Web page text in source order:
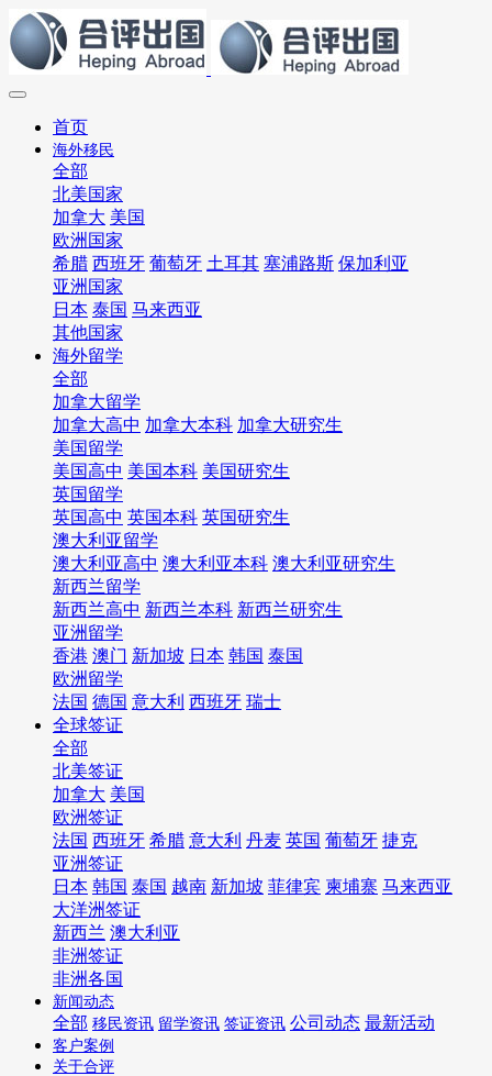
首页
海外移民
全部
北美国家
加拿大 美国
欧洲国家
希腊 西班牙 葡萄牙 土耳其 塞浦路斯 保加利亚
亚洲国家
日本 泰国 马来西亚
其他国家
海外留学
全部
加拿大留学
加拿大高中 加拿大本科 加拿大研究生
美国留学
美国高中 美国本科 美国研究生
英国留学
英国高中 英国本科 英国研究生
澳大利亚留学
澳大利亚高中 澳大利亚本科 澳大利亚研究生
新西兰留学
新西兰高中 新西兰本科 新西兰研究生
亚洲留学
香港 澳门 新加坡 日本 韩国 泰国
欧洲留学
法国 德国 意大利 西班牙 瑞士
全球签证
全部
北美签证
加拿大 美国
欧洲签证
法国 西班牙 希腊 意大利 丹麦 英国 葡萄牙 捷克
亚洲签证
日本 韩国 泰国 越南 新加坡 菲律宾 柬埔寨 马来西亚
大洋洲签证
新西兰 澳大利亚
非洲签证
非洲各国
新闻动态
全部 移民资讯 留学资讯 签证资讯 公司动态 最新活动
客户案例
关于合评